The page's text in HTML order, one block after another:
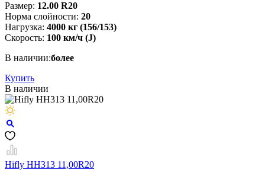
Размер: 12.00 R20
Норма слойности: 20
Нагрузка: 4000 кг (156/153)
Скорость: 100 км/ч (J)
В наличии:более
Купить
В наличии
Hifly HH313 11,00R20